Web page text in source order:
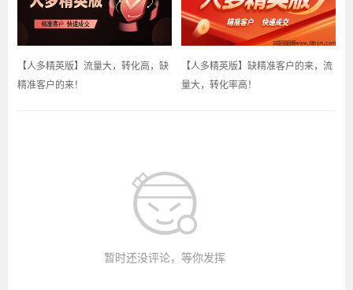
【人多精英版】流量大，转化高，缺
精准客户的来！
【人多精英版】缺精准客户的来，流
量大，转化率高！
暂时还没评论，等你发挥